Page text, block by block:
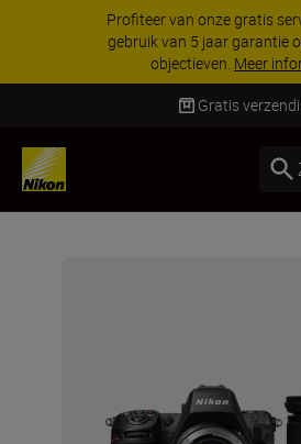
Profiteer van onze gratis
gebruik van 5 jaar garantie
objectieven. Meer
Gratis